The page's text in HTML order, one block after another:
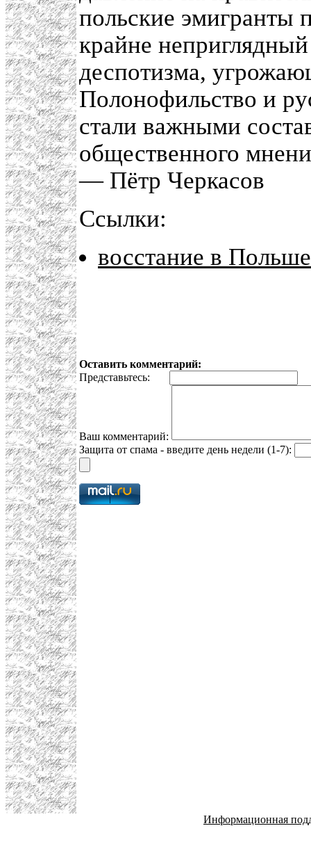
польские эмигранты
крайне
деспотизма,
Полонофильство и
стали важными
общественного
— Пётр Черкасов
Ссылки:
восстание в
Оставить комментарий:
Представьтесь:
Ваш комментарий:
Защита от спама - введите день недели (1-7):
Информационная